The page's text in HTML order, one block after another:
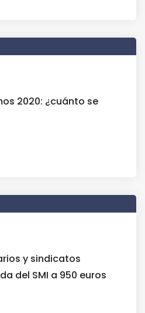
2020: ¿cuánto se
y sindicatos
del SMI a 950 euros